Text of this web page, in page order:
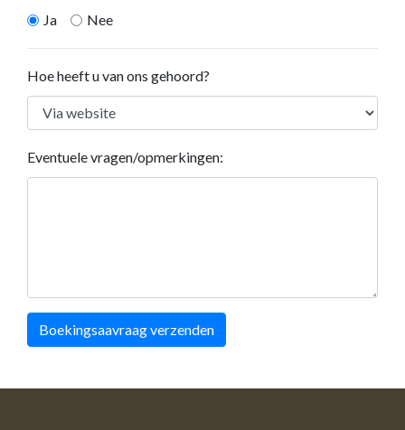
Ja
Nee
Hoe heeft u van ons gehoord?
Eventuele vragen/opmerkingen:
Boekingsaavraag verzenden